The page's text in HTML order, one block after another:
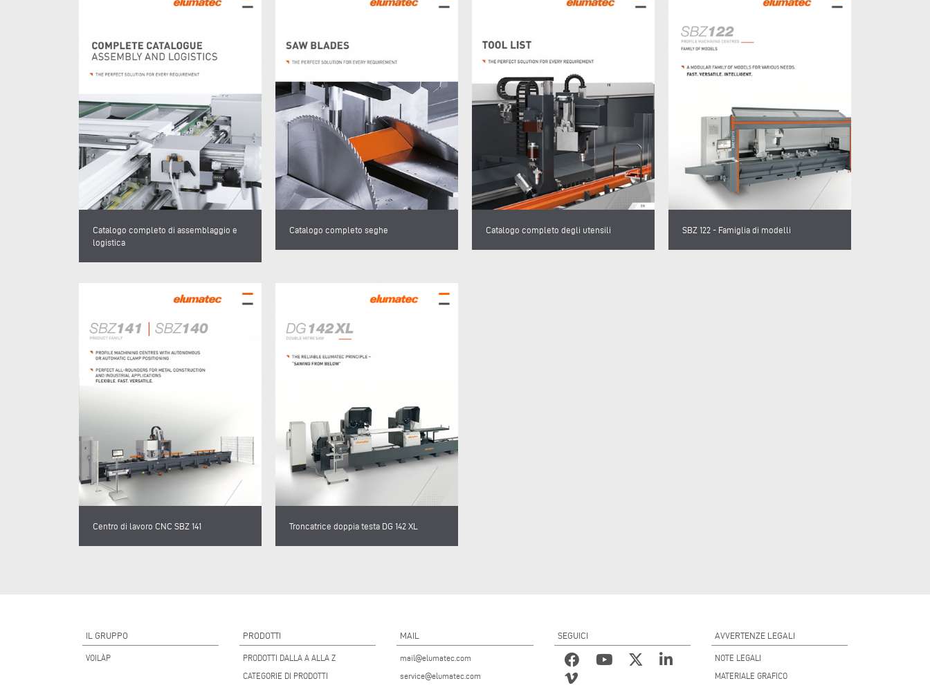
Catalogo completo di assemblaggio e
logistica
Catalogo completo seghe Catalogo completo degli utensili SBZ 122 - Famiglia di modelli
Centro di lavoro CNC SBZ 141 Troncatrice doppia testa DG 142 XL
IL GRUPPO
VOILÀP
PRODOTTI
PRODOTTI DALLA A ALLA Z
CATEGORIE DI PRODOTTI
MAIL
mail@elumatec.com
service@elumatec.com
SEGUICI AVVERTENZE LEGALI
NOTE LEGALI
MATERIALE GRAFICO